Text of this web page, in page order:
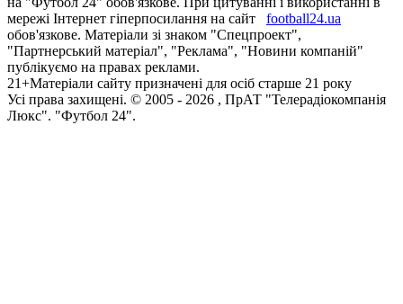
мережі Інтернет гіперпосилання на сайт
football24.ua
обов'язкове. Матеріали зі знаком "Спецпроект",
"Партнерський матеріал", "Реклама", "Новини компаній"
публікуємо на правах реклами.
21+Матеріали сайту призначені для осіб старше 21 року
Усi права захищенi. © 2005 - 2026 , ПрАТ "Телерадіокомпанія
Люкс". "Футбол 24".